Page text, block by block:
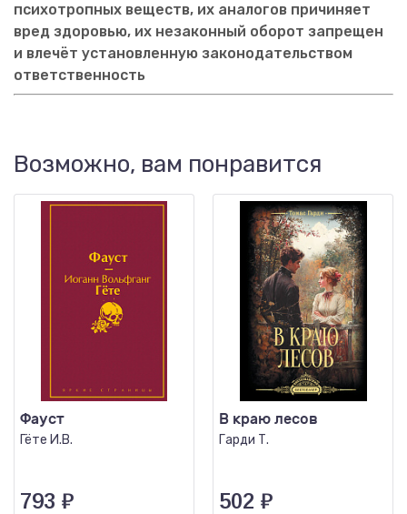
психотропных веществ, их аналогов причиняет
вред здоровью, их незаконный оборот запрещен
и влечёт установленную законодательством
ответственность
Возможно, вам понравится
Фауст
Гёте И.В.
793 ₽
В краю лесов
Гарди Т.
502 ₽